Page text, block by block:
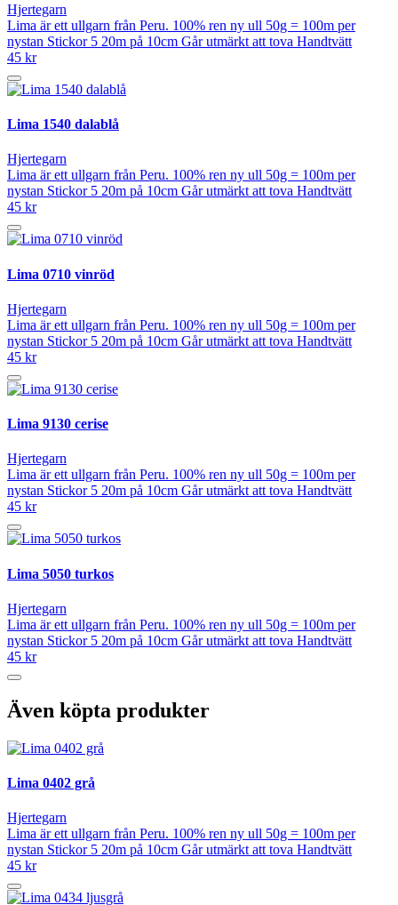
Hjertegarn
Lima är ett ullgarn från Peru. 100% ren ny ull 50g = 100m per
nystan Stickor 5 20m på 10cm Går utmärkt att tova Handtvätt
45 kr
Lima 1540 dalablå
Hjertegarn
Lima är ett ullgarn från Peru. 100% ren ny ull 50g = 100m per
nystan Stickor 5 20m på 10cm Går utmärkt att tova Handtvätt
45 kr
Lima 0710 vinröd
Hjertegarn
Lima är ett ullgarn från Peru. 100% ren ny ull 50g = 100m per
nystan Stickor 5 20m på 10cm Går utmärkt att tova Handtvätt
45 kr
Lima 9130 cerise
Hjertegarn
Lima är ett ullgarn från Peru. 100% ren ny ull 50g = 100m per
nystan Stickor 5 20m på 10cm Går utmärkt att tova Handtvätt
45 kr
Lima 5050 turkos
Hjertegarn
Lima är ett ullgarn från Peru. 100% ren ny ull 50g = 100m per
nystan Stickor 5 20m på 10cm Går utmärkt att tova Handtvätt
45 kr
Även köpta produkter
Lima 0402 grå
Hjertegarn
Lima är ett ullgarn från Peru. 100% ren ny ull 50g = 100m per
nystan Stickor 5 20m på 10cm Går utmärkt att tova Handtvätt
45 kr